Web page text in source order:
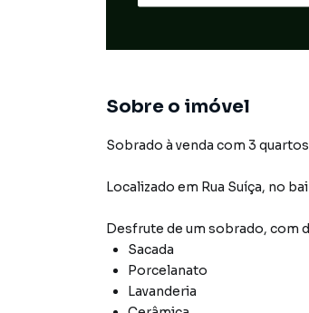
Sobre o imóvel
Sobrado à venda com 3
Localizado em Rua Suíça, no
Desfrute de um sobrado, com
Sacada
Porcelanato
Lavanderia